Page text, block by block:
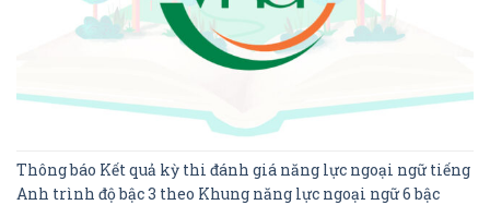
Thông báo Kết quả kỳ thi đánh giá năng lực ngoại ngữ tiếng
Anh trình độ bậc 3 theo Khung năng lực ngoại ngữ 6 bậc